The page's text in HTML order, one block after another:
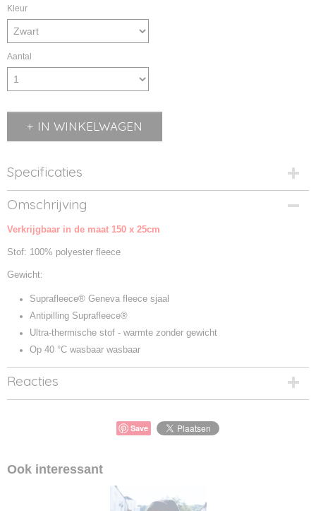
Kleur
Aantal
IN WINKELWAGEN
Specificaties
Productcode
B290-2
Productcode leverancier
Omschrijving
Verkrijgbaar in de maat 150 x 25cm
Stof: 100% polyester fleece
Gewicht:
Suprafleece® Geneva fleece sjaal
Antipilling Suprafleece®
Ultra-thermische stof - warmte zonder gewicht
Op 40 °C wasbaar wasbaar
Reacties
Save
Ook interessant